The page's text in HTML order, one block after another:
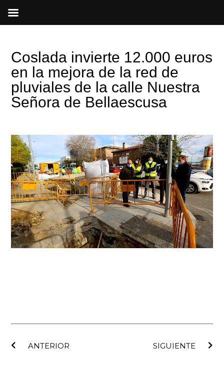
Coslada invierte 12.000 euros
en la mejora de la red de
pluviales de la calle Nuestra
Señora de Bellaescusa
ANTERIOR
SIGUIENTE